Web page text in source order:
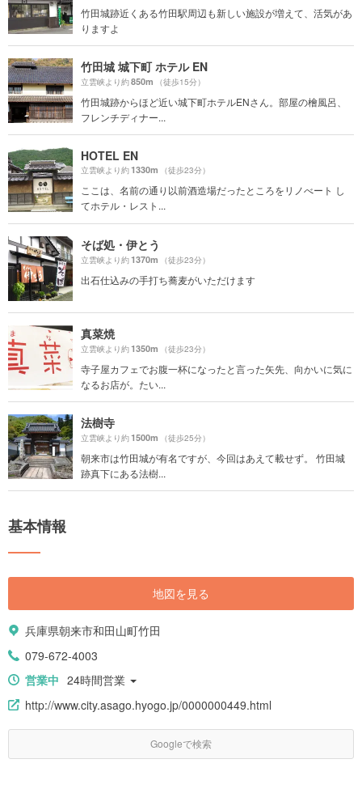
竹田城跡近くある竹田駅周辺も新しい施設が増えて、活気があ
りますよ
竹田城 城下町 ホテル EN
立雲峡より約850m （徒歩15分）
竹田城跡からほど近い城下町ホテルENさん。部屋の檜風呂、
フレンチディナー...
HOTEL EN
立雲峡より約1330m （徒歩23分）
ここは、名前の通り以前酒造場だったところをリノべート し
てホテル・レスト...
そば処・伊とう
立雲峡より約1370m （徒歩23分）
出石仕込みの手打ち蕎麦がいただけます
真菜焼
立雲峡より約1350m （徒歩23分）
寺子屋カフェでお腹一杯になったと言った矢先、向かいに気に
なるお店が。たい...
法樹寺
立雲峡より約1500m （徒歩25分）
朝来市は竹田城が有名ですが、今回はあえて載せず。 竹田城
跡真下にある法樹...
基本情報
地図を見る
兵庫県朝来市和田山町竹田
079-672-4003
営業中 24時間営業
http://www.city.asago.hyogo.jp/0000000449.html
Googleで検索